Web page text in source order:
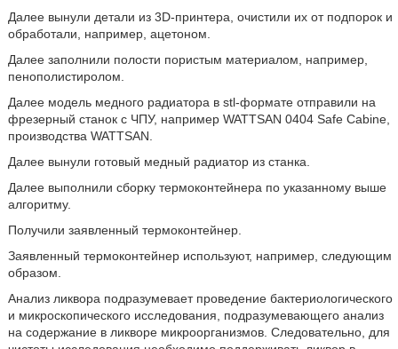
Далее вынули детали из 3D-принтера, очистили их от подпорок и
обработали, например, ацетоном.
Далее заполнили полости пористым материалом, например,
пенополистиролом.
Далее модель медного радиатора в stl-формате отправили на
фрезерный станок с ЧПУ, например WATTSAN 0404 Safe Cabine,
производства WATTSAN.
Далее вынули готовый медный радиатор из станка.
Далее выполнили сборку термоконтейнера по указанному выше
алгоритму.
Получили заявленный термоконтейнер.
Заявленный термоконтейнер используют, например, следующим
образом.
Анализ ликвора подразумевает проведение бактериологического
и микроскопического исследования, подразумевающего анализ
на содержание в ликворе микроорганизмов. Следовательно, для